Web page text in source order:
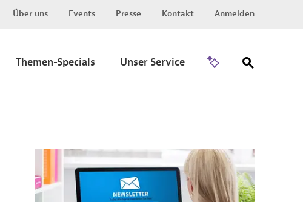
Über uns Events Presse Kontakt Anmelden
Themen-Specials Unser Service